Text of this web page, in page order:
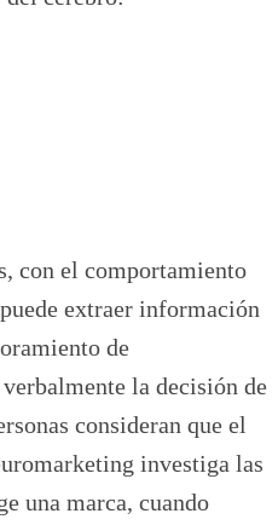
con el comportamiento
extraer información
de
la decisión de
consideran que el
investiga las
una marca, cuando